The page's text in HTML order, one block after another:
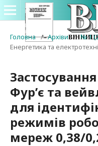
Головна / Архіви / № 1
Енергетика та
Фур’є та
для
режимів
мереж 0,38/